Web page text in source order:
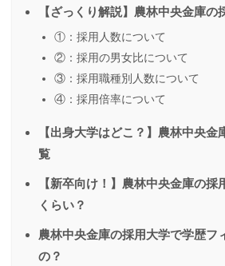
【ざっくり解説】農林中央金庫の
①：採用人数について
②：採用の男女比について
③：採用職種別人数について
④：採用倍率について
【出身大学はどこ？】農林中央金
覧
【新卒向け！】農林中央金庫の採
くらい？
農林中央金庫の採用大学で学歴フ
の？